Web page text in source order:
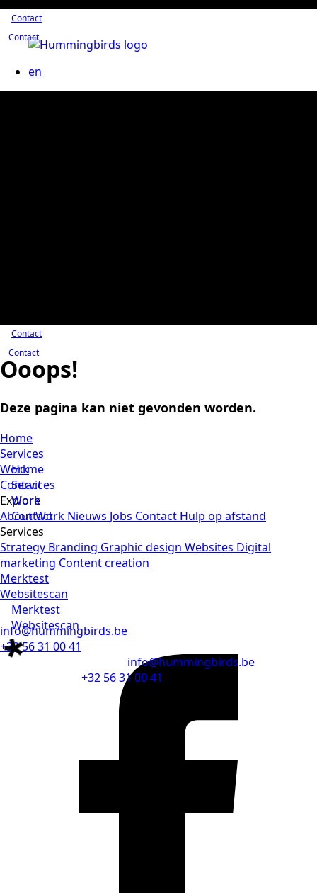
Contact
Contact
en
Contact
Contact
Ooops!
Deze pagina kan niet gevonden worden.
Home
Home
Services
Services
Work
Work
Contact
Contact
Explore
AboutWork Nieuws Jobs Contact Hulp op afstand
Services
Strategy Branding Graphic design Websites Digital
marketing Content creation
Merktest
Merktest
Websitescan
Websitescan
info@hummingbirds.be
info@hummingbirds.be
+32 56 31 00 41
+32 56 31 00 41